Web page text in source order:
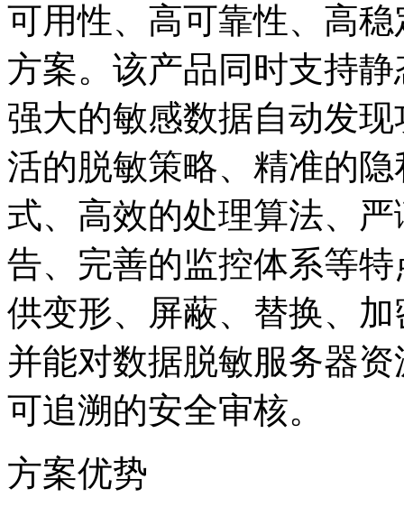
可用性、高可靠性、
方案。该产品同时支持静
强大的敏感数据自动发现
活的脱敏策略、精准的
式、高效的处理算法
告、完善的监控体系
供变形、屏蔽、替换
并能对数据脱敏服务器资
可追溯的安全审核。
方案优势